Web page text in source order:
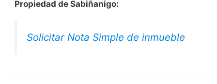
Propiedad de Sabiñanigo:
Solicitar Nota Simple de inmueble